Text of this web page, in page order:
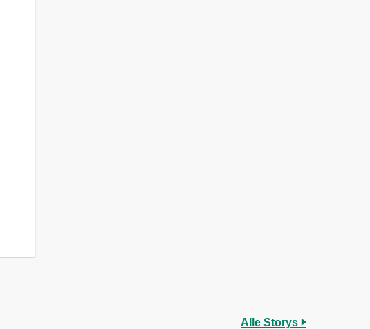
Alle Storys